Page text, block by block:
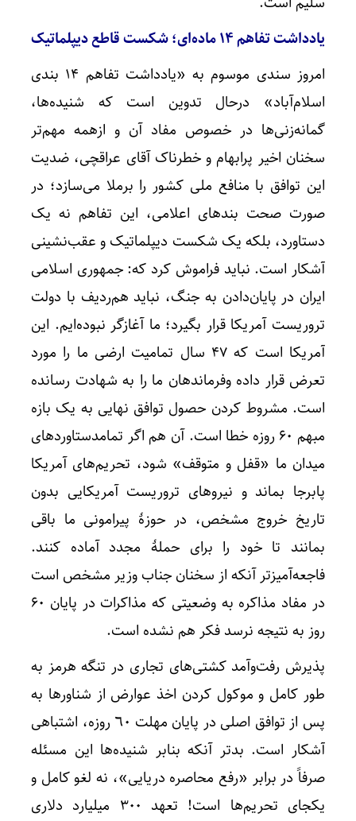
یادداشت تفاهم۱۴ماده‌ای؛ شکست قاطع دیپلماتیک
امروز سندی موسوم به «یادداشت تفاهم ۱۴ بندی
اسلام‌آباد» درحال تدوین است که شنیده‌ها،
گمانه‌زنی‌ها در خصوص مفاد آن و ازهمه مهم‌تر
سخنان اخیر پرابهام و خطرناک آقای عراقچی، ضدیت
این توافق با منافع ملی کشور را برملا می‌سازد؛ در
صورت صحت بندهای اعلامی، این تفاهم نه یک
دستاورد، بلکه یک شکست دیپلماتیک و عقب‌نشینی
آشکار است. نباید فراموش کرد که: جمهوری اسلامی
ایران در پایان‌دادن به جنگ، نباید هم‌ردیف با دولت
تروریست آمریکا قرار بگیرد؛ ما آغازگر نبوده‌ایم. این
آمریکا است که ۴۷ سال تمامیت ارضی ما را مورد
تعرض قرار داده وفرماندهان ما را به شهادت رسانده
است. مشروط کردن حصول توافق نهایی به یک بازه
مبهم ۶۰ روزه خطا است. آن هم اگر تمامدستاوردهای
میدان ما «قفل و متوقف» شود، تحریم‌های آمریکا
پابرجا بماند و نیروهای تروریست آمریکایی بدون
تاریخ خروج مشخص، در حوزهٔ پیرامونی ما باقی
بمانند تا خود را برای حملهٔ مجدد آماده کنند.
فاجعه‌آمیزتر آنکه از سخنان جناب وزیر مشخص است
در مفاد مذاکره به وضعیتی که مذاکرات در پایان ۶۰
روز به نتیجه نرسد فکر هم نشده است.
پذیرش رفت‌وآمد کشتی‌های تجاری در تنگه هرمز به
طور کامل و موکول کردن اخذ عوارض از شناورها به
پس از توافق اصلی در پایان مهلت ٦٠ روزه، اشتباهی
آشکار است. بدتر آنکه بنابر شنیده‌ها این مسئله
صرفاً در برابر «رفع محاصره دریایی»، نه لغو کامل و
یکجای تحریم‌ها است! تعهد ۳۰۰ میلیارد دلاری